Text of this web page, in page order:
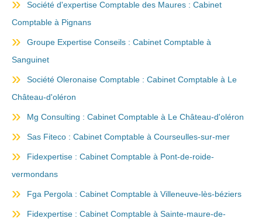
Société d'expertise Comptable des Maures : Cabinet
Comptable à Pignans
Groupe Expertise Conseils : Cabinet Comptable à
Sanguinet
Société Oleronaise Comptable : Cabinet Comptable à Le
Château-d'oléron
Mg Consulting : Cabinet Comptable à Le Château-d'oléron
Sas Fiteco : Cabinet Comptable à Courseulles-sur-mer
Fidexpertise : Cabinet Comptable à Pont-de-roide-
vermondans
Fga Pergola : Cabinet Comptable à Villeneuve-lès-béziers
Fidexpertise : Cabinet Comptable à Sainte-maure-de-